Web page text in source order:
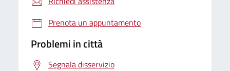
Prenota un appuntamento
Problemi in città
Segnala disservizio